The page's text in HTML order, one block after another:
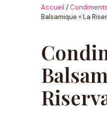
Accueil /
Balsamique « La